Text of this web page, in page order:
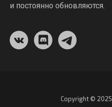
и постоянно обновляются.
Copyright ©